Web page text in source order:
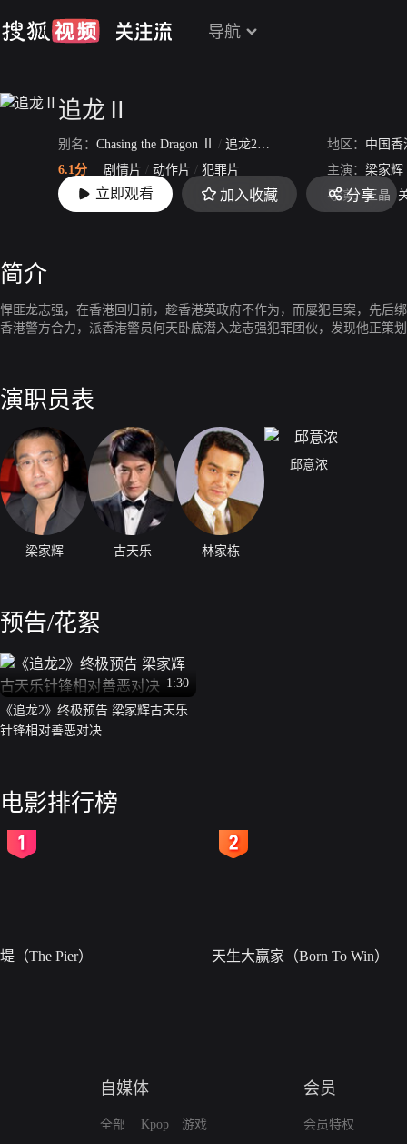
导航
追龙Ⅱ
别名： Chasing the Dragon Ⅱ / 追龙2 /追龙2：追缉大富豪 /追
地区： 中国香
6.1分
剧情片 / 动作片 / 犯罪片 主演： 梁家辉
上映：2019-06-06 导演：王晶
立即观看 加入收藏 分享
简介
悍匪龙志强，在香港回归前，趁香港英政府不作为，而屡犯巨案，先后
香港警方合力，派香港警员何天卧底潜入龙志强犯罪团伙，发现他正策
演职员表
梁家辉 古天乐 林家栋
邱意浓
预告/花絮
1:30
《追龙2》终极预告 梁家辉古天乐
针锋相对善恶对决
电影排行榜
堤（The Pier） 天生大赢家（Born To Win）
自媒体
全部
Kpop
游戏
会员
会员特权